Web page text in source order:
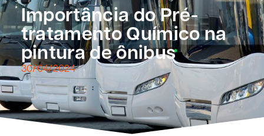
Importância do Pré-
tratamento Químico na
pintura de ônibus
30/04/2024